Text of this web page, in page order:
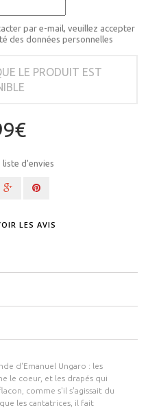
par e-mail, veuillez accepter
des données personnelles
LE PRODUIT EST
d'envies
LES AVIS
d'Emanuel Ungaro : les
le coeur, et les drapés qui
comme s'il s'agissait du
les cantatrices, il fait